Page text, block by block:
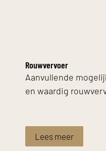
Rouwvervoer
Aanvullende
en waardig
Lees meer